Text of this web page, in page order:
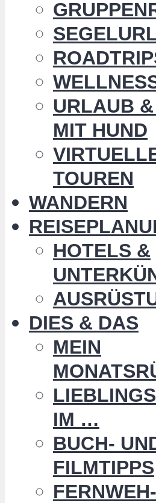
URLAUB
MIT HUND
TOUREN
WANDERN
HOTELS &
DIES & DAS
MEIN
IM …
BUCH-
FILMTIPPS